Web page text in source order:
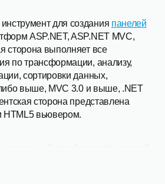
для создания панелей
ASP.NET, ASP.NET MVC,
сторона выполняет все
по трансформации, анализу,
сортировки данных,
выше, MVC 3.0 и выше, .NET
сторона представлена
HTML5 вьювером.
дизайнер для панелей
который включает множество